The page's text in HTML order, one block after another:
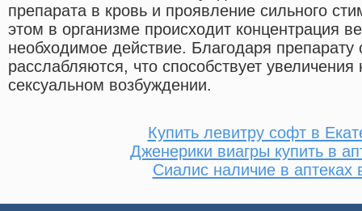
препарата в кровь и проявление сильного
этом в организме происходит концентрация
необходимое действие. Благодаря препарату
расслабляются, что способствует
сексуальном возбуждении.
Купить левитру софт в
Дженерики виагры купить в
Сиалис наличие в аптеках